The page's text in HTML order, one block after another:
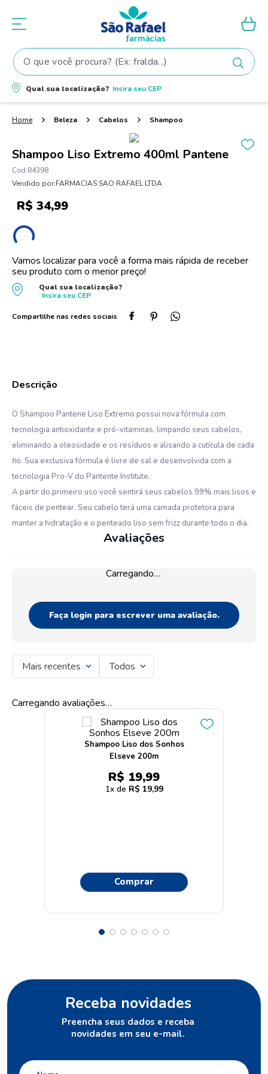
O que você procura? (Ex: fralda...)
Qual sua localização? Insira seu CEP
Beleza Cabelos Shampoo
Shampoo Liso Extremo 400ml Pantene
84398
Vendido por:FARMACIAS SAO RAFAEL LTDA
R$ 34,99
Vamos localizar para você a forma mais rápida de receber
seu produto com o menor preço!
Qual sua localização?
Insira seu CEP
O Shampoo Pantene Liso Extremo possui nova fórmula com
tecnologia antioxidante e pró-vitaminas, limpando seus cabelos,
eliminando a oleosidade e os resíduos e alisando a cutícula de cada
fio. Sua exclusiva fórmula é livre de sal e desenvolvida com a
tecnologia Pro-V do Pantente Institute.
A partir do primeiro uso você sentirá seus cabelos 99% mais lisos e
fáceis de pentear. Seu cabelo terá uma camada protetora para
manter a hidratação e o penteado liso sem frizz durante todo o dia.
Avaliações
Carregando…
Faça login para escrever uma avaliação.
Mais recentes Todos
Carregando avaliações…
Shampoo Liso dos Sonhos
Elseve 200m
R$ 19,99
1 R$ 19,99
Comprar
Receba novidades
Preencha seus dados e receba
novidades em seu e-mail.
Termos mais buscados
1º fralda
shampoo
4º lenço umedecido
tintura cabelo
6 elseve
º
9º esmalte
dove